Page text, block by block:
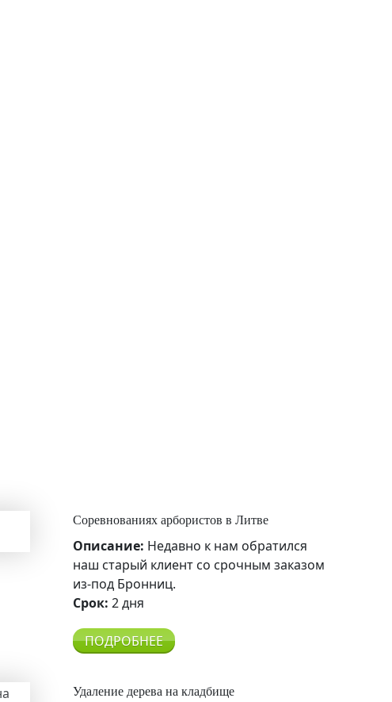
Соревнованиях арбористов в Литве
Описание: Недавно к нам обратился
наш старый клиент со срочным заказом
из-под Бронниц.
Срок: 2 дня
ПОДРОБНЕЕ
Удаление дерева на кладбище